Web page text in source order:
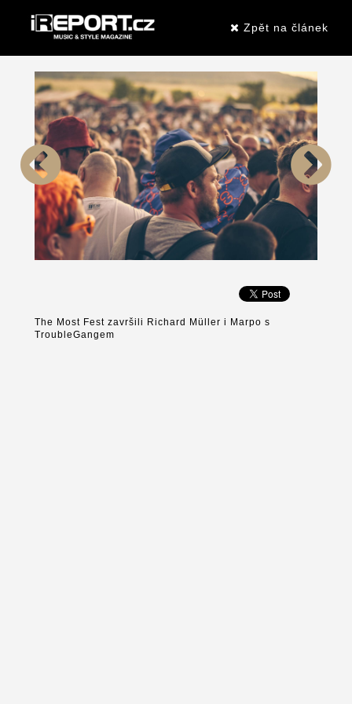
Zpět na článek
The Most Fest završili Richard Müller i Marpo s
TroubleGangem